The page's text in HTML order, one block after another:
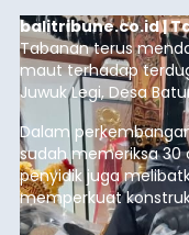
balitribune.co.id |
Tabanan terus
maut terhadap
Juwuk Legi, Desa
yang terjadi beberapa
Dalam
sudah memeriksa 30
penyidik juga
memperkuat
orang tersangka